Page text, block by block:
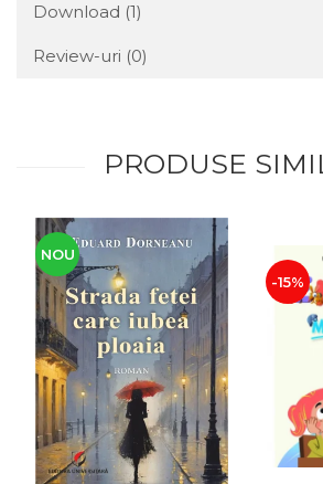
Download (1)
Review-uri (0)
PRODUSE
NOU
-15%